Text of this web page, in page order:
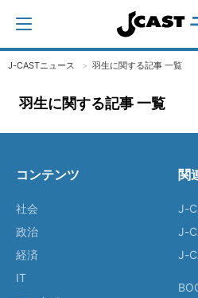
J-CASTニュース 羽生に関する記事 一覧
羽生に関する記事 一覧
コンテンツ
社会
政治
経済
IT
関
J-
J-
J-